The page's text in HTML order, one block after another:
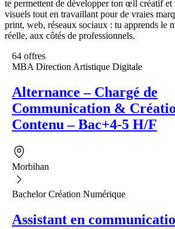
te permettent de développer ton œil créatif et
visuels tout en travaillant pour de vraies
print, web, réseaux sociaux : tu apprends le
réelle, aux côtés de professionnels.
64 offres
MBA Direction Artistique Digitale
Alternance – Chargé de
Communication &
Contenu – Bac+4-5 H/F
Morbihan
Bachelor Création Numérique
Assistant en